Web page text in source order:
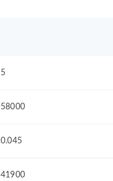
5
58000
0.045
41900